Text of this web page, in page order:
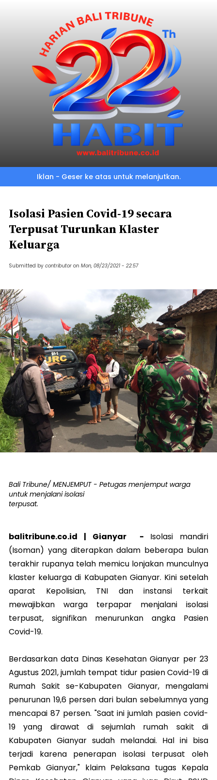
Iklan - Geser ke atas untuk melanjutkan.
Isolasi Pasien Covid-19 secara
Terpusat Turunkan Klaster
Keluarga
Submitted by contributor on Mon, 08/23/2021 - 22:57
Bali Tribune/ MENJEMPUT - Petugas menjemput warga
untuk menjalani isolasi
terpusat.
balitribune.co.id | Gianyar - Isolasi mandiri
(Isoman) yang diterapkan dalam beberapa bulan
terakhir rupanya telah memicu lonjakan munculnya
klaster keluarga di Kabupaten Gianyar. Kini setelah
aparat Kepolisian, TNI dan instansi terkait
mewajibkan warga terpapar menjalani isolasi
terpusat, signifikan menurunkan angka Pasien
Covid-19.
Berdasarkan data Dinas Kesehatan Gianyar per 23
Agustus 2021, jumlah tempat tidur pasien Covid-19 di
Rumah Sakit se-Kabupaten Gianyar, mengalami
penurunan 19,6 persen dari bulan sebelumnya yang
mencapai 87 persen. "Saat ini jumlah pasien covid-
19 yang dirawat di sejumlah rumah sakit di
Kabupaten Gianyar sudah melandai. Hal ini bisa
terjadi karena penerapan isolasi terpusat oleh
Pemkab Gianyar," klaim Pelaksana tugas Kepala